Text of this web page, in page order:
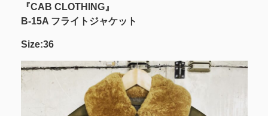
『CAB CLOTHING』
B-15A フライトジャケット
Size:36